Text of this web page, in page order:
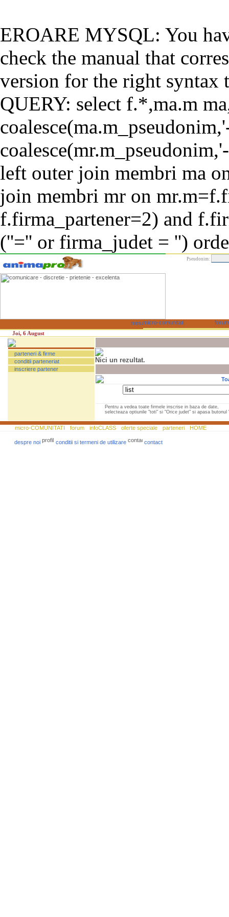
EROARE MYSQL: You
check the manual that
version for the right syntax
QUERY: select f.*,ma.m
left outer join membri ma
join membri mr on
f.firma_partener=2) and
(''='' or firma_judet = '')
Pseudonim:
Joi, 6 August
parteneri & firme
conditii parteneriat
inscriere partener
Nici un rezultat.
Pentru a vedea toate firmele inscrise in baza de date,
selecteaza optiunile "toti" si "Orice judet" si apasa butonul
micro-COMUNITATI forum infoCLASS oferte speciale parteneri HOME
despre noi conditii si termeni de utilizare contact